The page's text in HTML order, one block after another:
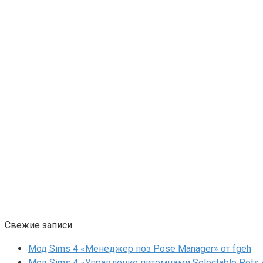
Свежие записи
Мод Sims 4 «Менеджер поз Pose Manager» от fgeh